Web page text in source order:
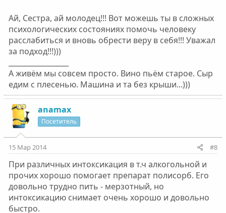
Ай, Сестра, ай молодец!!! Вот можешь ты в сложных
психологических состояниях помочь человеку
расслабиться и вновь обрести веру в себя!!! Уважал
за подход!!!)))
А живём мы совсем просто. Вино пьём старое. Сыр
едим с плесенью. Машина и та без крыши...)))
anamax
Посетитель
15 Мар 2014 #8
При различных интоксикация в т.ч алкогольной и
прочих хорошо помогает препарат полисорб. Его
довольно трудно пить - мерзотный, но
интоксикацию снимает очень хорошо и довольно
быстро.